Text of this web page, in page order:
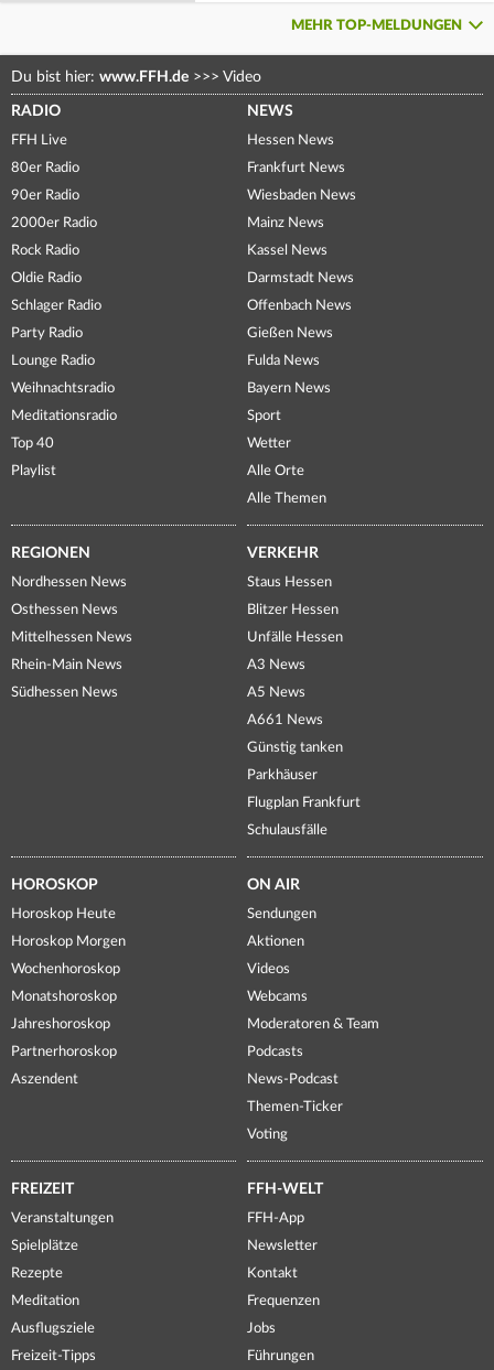
MEHR TOP-MELDUNGEN
Du bist hier: www.FFH.de >>> Video
RADIO
FFH Live
80er Radio
90er Radio
2000er Radio
Rock Radio
Oldie Radio
Schlager Radio
Party Radio
Lounge Radio
Weihnachtsradio
Meditationsradio
Top 40
Playlist
NEWS
Hessen News
Frankfurt News
Wiesbaden News
Mainz News
Kassel News
Darmstadt News
Offenbach News
Gießen News
Fulda News
Bayern News
Sport
Wetter
Alle Orte
Alle Themen
REGIONEN
Nordhessen News
Osthessen News
Mittelhessen News
Rhein-Main News
Südhessen News
VERKEHR
Staus Hessen
Blitzer Hessen
Unfälle Hessen
A3 News
A5 News
A661 News
Günstig tanken
Parkhäuser
Flugplan Frankfurt
Schulausfälle
HOROSKOP
Horoskop Heute
Horoskop Morgen
Wochenhoroskop
Monatshoroskop
Jahreshoroskop
Partnerhoroskop
Aszendent
ON AIR
Sendungen
Aktionen
Videos
Webcams
Moderatoren & Team
Podcasts
News-Podcast
Themen-Ticker
Voting
FREIZEIT
Veranstaltungen
Spielplätze
Rezepte
Meditation
Ausflugsziele
Freizeit-Tipps
FFH-WELT
FFH-App
Newsletter
Kontakt
Frequenzen
Jobs
Führungen